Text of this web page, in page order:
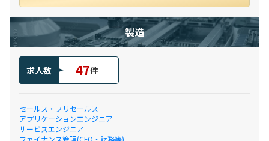
製造
求人数 47件
セールス・プリセールス
アプリケーションエンジニア
サービスエンジニア
ファイナンス管理(CFO・財務等)